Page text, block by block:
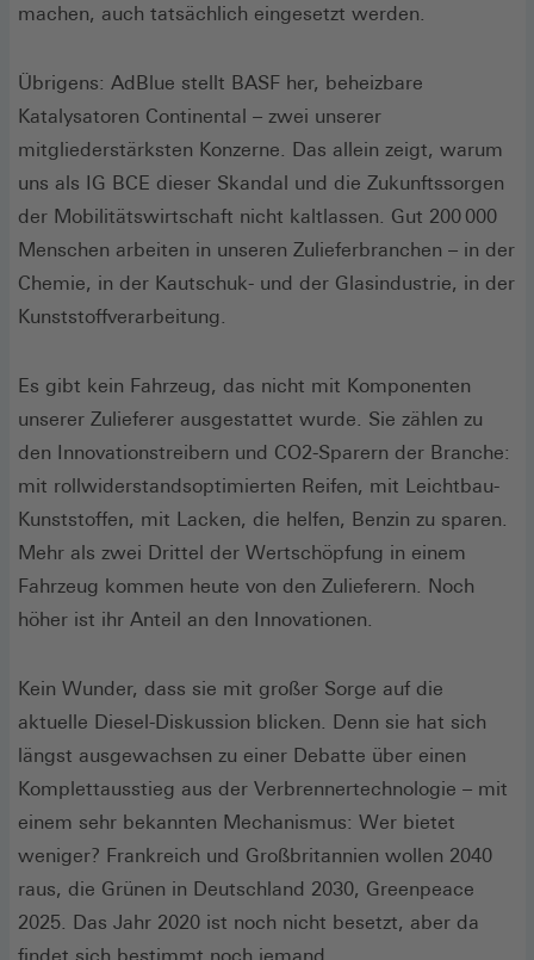
machen, auch tatsächlich eingesetzt werden.
Übrigens: AdBlue stellt BASF her, beheizbare
Katalysatoren Continental – zwei unserer
mitgliederstärksten Konzerne. Das allein zeigt, warum
uns als IG BCE dieser Skandal und die Zukunftssorgen
der Mobilitätswirtschaft nicht kaltlassen. Gut 200 000
Menschen arbeiten in unseren Zulieferbranchen – in der
Chemie, in der Kautschuk- und der Glasindustrie, in der
Kunststoffverarbeitung.
Es gibt kein Fahrzeug, das nicht mit Komponenten
unserer Zulieferer ausgestattet wurde. Sie zählen zu
den Innovationstreibern und CO2-Sparern der Branche:
mit rollwiderstandsoptimierten Reifen, mit Leichtbau-
Kunststoffen, mit Lacken, die helfen, Benzin zu sparen.
Mehr als zwei Drittel der Wertschöpfung in einem
Fahrzeug kommen heute von den Zulieferern. Noch
höher ist ihr Anteil an den Innovationen.
Kein Wunder, dass sie mit großer Sorge auf die
aktuelle Diesel-Diskussion blicken. Denn sie hat sich
längst ausgewachsen zu einer Debatte über einen
Komplettausstieg aus der Verbrennertechnologie – mit
einem sehr bekannten Mechanismus: Wer bietet
weniger? Frankreich und Großbritannien wollen 2040
raus, die Grünen in Deutschland 2030, Greenpeace
2025. Das Jahr 2020 ist noch nicht besetzt, aber da
findet sich bestimmt noch jemand.